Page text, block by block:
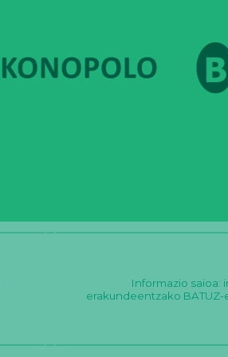
Informazio saioa:
erakundeentzako